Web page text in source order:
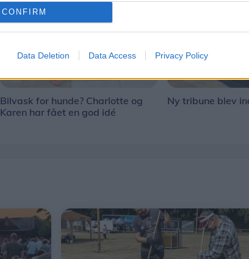
CONFIRM
Data Deletion Data Access Privacy Policy
Bilvask for hunde? Charlotte og
Karen har fået en god idé
Ny tribune blev